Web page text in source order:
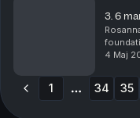
3. 6
sociala
4 Maj
1 34 35